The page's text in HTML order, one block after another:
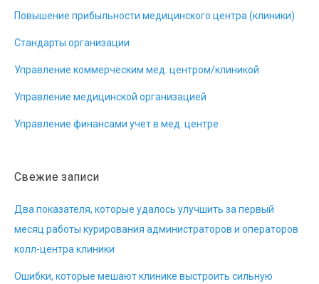
Повышение прибыльности медицинского центра (клиники)
Стандарты организации
Управление коммерческим мед. центром/клиникой
Управление медицинской организацией
Управление финансами учет в мед. центре
Свежие записи
Два показателя, которые удалось улучшить за первый
месяц работы курирования администраторов и операторов
колл-центра клиники
Ошибки, которые мешают клинике выстроить сильную